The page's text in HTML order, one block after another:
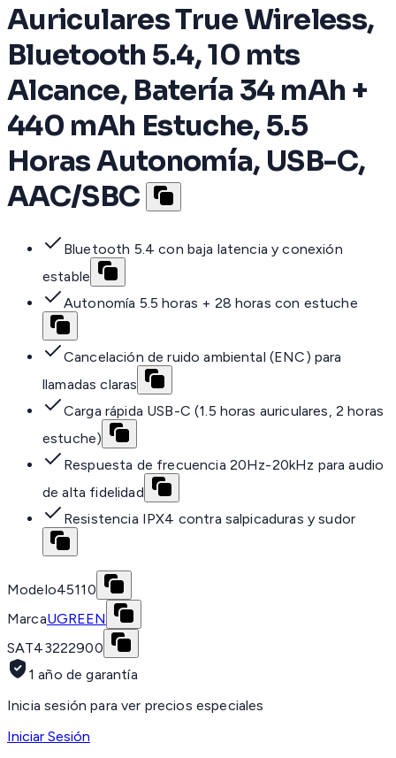
Auriculares True Wireless,
Bluetooth 5.4, 10 mts
Alcance, Batería 34 mAh +
440 mAh Estuche, 5.5
Horas Autonomía, USB-C,
AAC/SBC
Bluetooth 5.4 con baja latencia y conexión
estable
Autonomía 5.5 horas + 28 horas con estuche
Cancelación de ruido ambiental (ENC) para
llamadas claras
Carga rápida USB-C (1.5 horas auriculares, 2 horas
estuche)
Respuesta de frecuencia 20Hz-20kHz para audio
de alta fidelidad
Resistencia IPX4 contra salpicaduras y sudor
Modelo45110
MarcaUGREEN
SAT43222900
1 año de garantía
Inicia sesión para ver precios especiales
Iniciar Sesión